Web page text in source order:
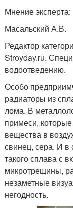
Мнение эксперта:
Масальский А.В.
Редактор
Stroyday.ru.
водоотведению.
Особо
радиаторы из
лома. В
примеси,
вещества в
свинец, сера. И в
такого сплава с
микротрещины,
незаметные
негодность.